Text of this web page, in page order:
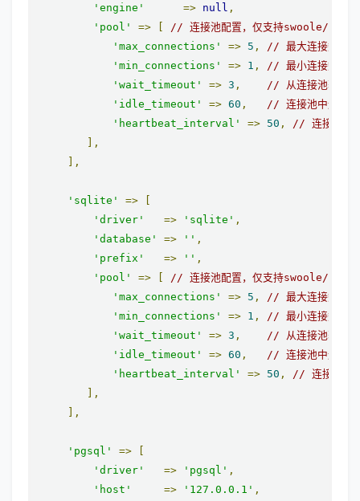
'engine'
=> null ,
'pool'
=>
// 连接池配置，仅支持swoole/swow
'max_connections'
=> 5 ,
// 最大连接数
'min_connections'
=> 1 ,
// 最小连接数
'wait_timeout'
=> 3 ,
// 从连接池获取连
'idle_timeout'
=> 60 ,
// 连接池中连接最
'heartbeat_interval'
=> 50 ,
// 连接池心
],
],
'sqlite' =>
'driver'
=> 'sqlite' ,
'database'
=> '' ,
'prefix'
=> '' ,
'pool'
=>
// 连接池配置，仅支持swoole/swow
'max_connections'
=> 5 ,
// 最大连接数
'min_connections'
=> 1 ,
// 最小连接数
'wait_timeout'
=> 3 ,
// 从连接池获取连
'idle_timeout'
=> 60 ,
// 连接池中连接最
'heartbeat_interval'
=> 50 ,
// 连接池心
],
],
'pgsql' =>
'driver'
=> 'pgsql' ,
'host'
=> '127.0.0.1' ,